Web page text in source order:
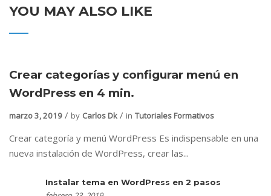
YOU MAY ALSO LIKE
Crear categorías y configurar menú en
WordPress en 4 min.
marzo 3, 2019 by Carlos Dk in Tutoriales Formativos
Crear categoría y menú WordPress Es indispensable en una
nueva instalación de WordPress, crear las...
Instalar tema en WordPress en 2 pasos